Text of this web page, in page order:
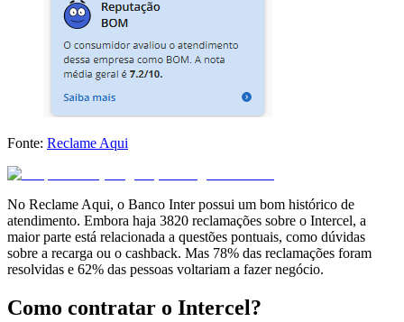
Fonte: Reclame Aqui
No Reclame Aqui, o Banco Inter possui um bom histórico de
atendimento. Embora haja 3820 reclamações sobre o Intercel, a
maior parte está relacionada a questões pontuais, como dúvidas
sobre a recarga ou o cashback. Mas 78% das reclamações foram
resolvidas e 62% das pessoas voltariam a fazer negócio.
Como contratar o Intercel?